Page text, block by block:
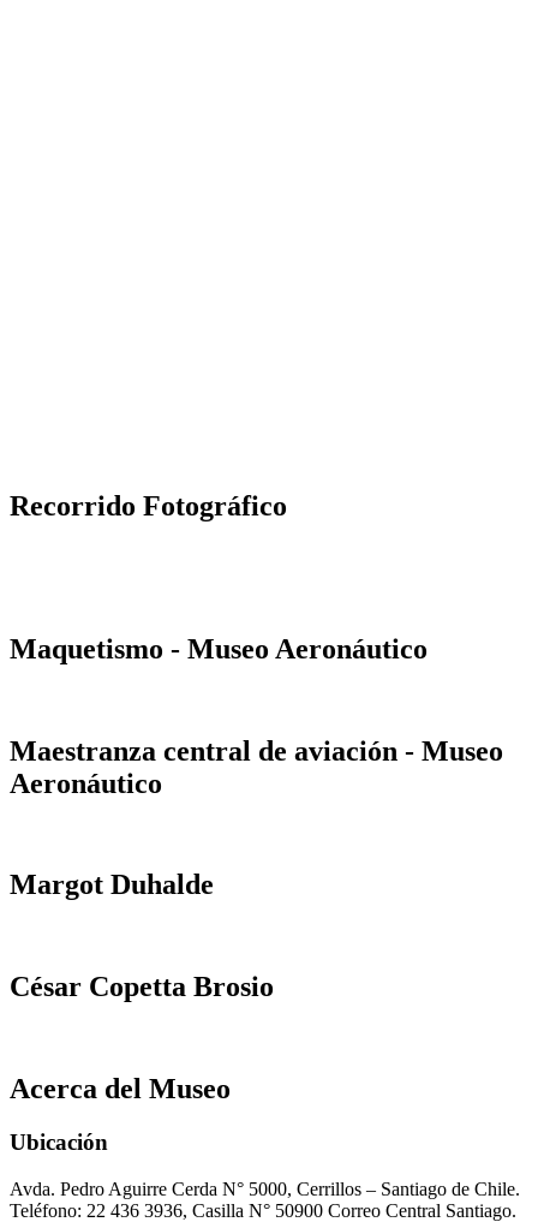
Recorrido Fotográfico
Maquetismo - Museo Aeronáutico
Maestranza central de aviación - Museo
Aeronáutico
Margot Duhalde
César Copetta Brosio
Acerca del Museo
Ubicación
Avda. Pedro Aguirre Cerda N° 5000, Cerrillos – Santiago de Chile.
Teléfono: 22 436 3936, Casilla N° 50900 Correo Central Santiago.